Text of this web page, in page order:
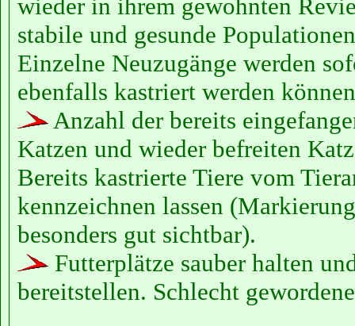
wieder in ihrem gewohnten
stabile und gesunde
Einzelne Neuzugänge werden
ebenfalls kastriert werden
Anzahl der bereits
Katzen und wieder befreiten
Bereits kastrierte Tiere vom
kennzeichnen lassen
besonders gut sichtbar).
Futterplätze sauber halten
bereitstellen. Schlecht